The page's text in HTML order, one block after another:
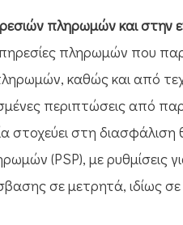
πληρωμών και στην
πληρωμών που
καθώς και από
περιπτώσεις από
στοχεύει στη διασφάλιση
(PSP), με ρυθμίσεις
σε μετρητά, ιδίως